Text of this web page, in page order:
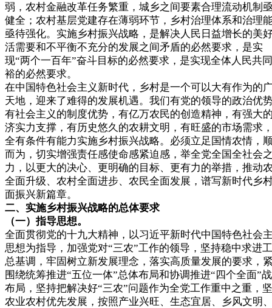
弱，农村金融改革任务繁重，城乡之间要素合理流动机制
健全；农村基层党建存在薄弱环节，乡村治理体系和治理
亟待强化。实施乡村振兴战略，是解决人民日益增长的美
活需要和不平衡不充分的发展之间矛盾的必然要求，是实
现“两个一百年”奋斗目标的必然要求，是实现全体人民共
裕的必然要求。
在中国特色社会主义新时代，乡村是一个可以大有作为的
天地，迎来了难得的发展机遇。我们有党的领导的政治优
有社会主义的制度优势，有亿万农民的创造精神，有强大
济实力支撑，有历史悠久的农耕文明，有旺盛的市场需求
全有条件有能力实施乡村振兴战略。必须立足国情农情，
而为，切实增强责任感使命感紧迫感，举全党全国全社会
力，以更大的决心、更明确的目标、更有力的举措，推动
全面升级、农村全面进步、农民全面发展，谱写新时代乡
面振兴新篇章。
二、实施乡村振兴战略的总体要求
（一）指导思想。
全面贯彻党的十九大精神，以习近平新时代中国特色社会
思想为指导，加强党对“三农”工作的领导，坚持稳中求进
总基调，牢固树立新发展理念，落实高质量发展的要求，
围绕统筹推进“五位一体”总体布局和协调推进“四个全面”
布局，坚持把解决好“三农”问题作为全党工作重中之重，
农业农村优先发展，按照产业兴旺、生态宜居、乡风文明